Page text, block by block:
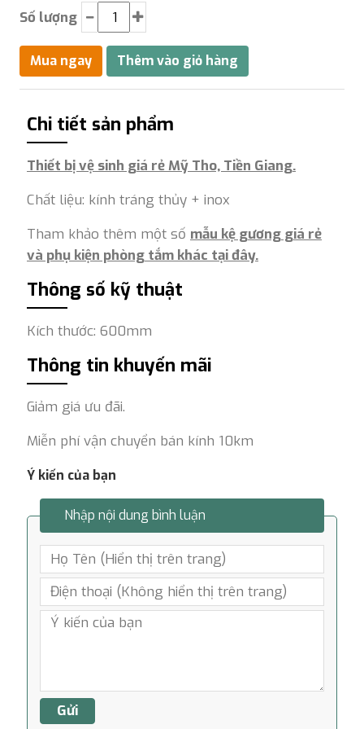
Số lượng
Chi tiết sản phẩm
Thiết bị vệ sinh giá rẻ Mỹ Tho, Tiền Giang.
Chất liệu: kính tráng thủy + inox
Tham khảo thêm một số mẫu kệ gương giá rẻ
và phụ kiện phòng tắm khác tại đây.
Thông số kỹ thuật
Kích thước: 600mm
Thông tin khuyến mãi
Giảm giá ưu đãi.
Miễn phí vận chuyển bán kính 10km
Ý kiến của bạn
Nhập nội dung bình luận